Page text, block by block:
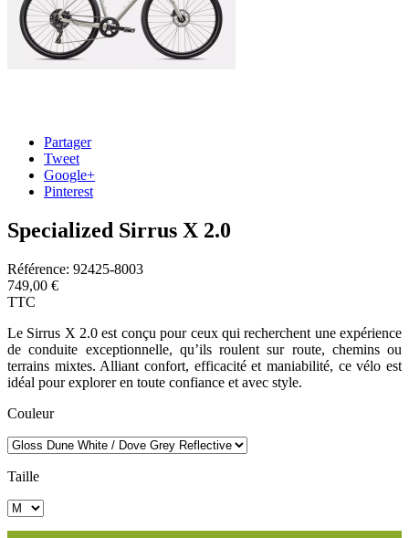
Partager
Tweet
Google+
Pinterest
Specialized Sirrus X 2.0
Référence: 92425-8003
749,00 €
TTC
Le Sirrus X 2.0 est conçu pour ceux qui recherchent une expérience
de conduite exceptionnelle, qu’ils roulent sur route, chemins ou
terrains mixtes. Alliant confort, efficacité et maniabilité, ce vélo est
idéal pour explorer en toute confiance et avec style.
Couleur
Taille